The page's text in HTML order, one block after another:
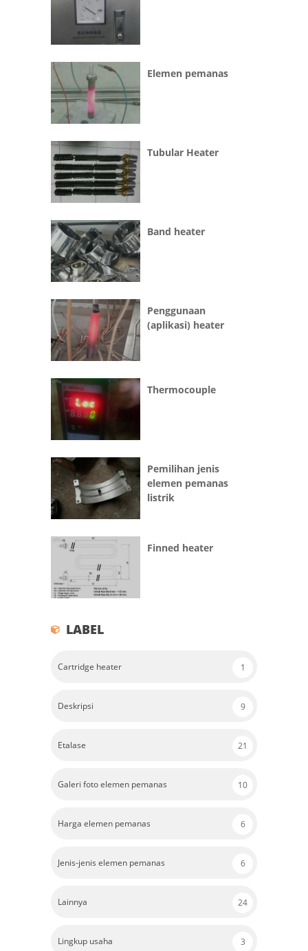
Elemen pemanas
Tubular Heater
Band heater
Penggunaan
(aplikasi) heater
Thermocouple
Pemilihan jenis
elemen pemanas
listrik
Finned heater
LABEL
Cartridge heater 1
Deskripsi 9
Etalase 21
Galeri foto elemen pemanas 10
Harga elemen pemanas 6
Jenis-jenis elemen pemanas 6
Lainnya 24
Lingkup usaha 3